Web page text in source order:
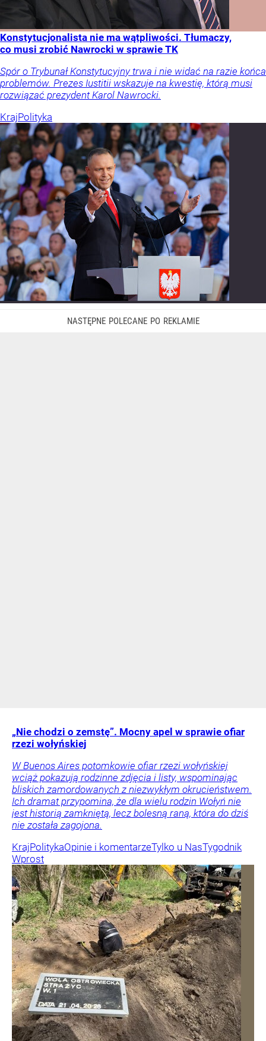
Konstytucjonalista nie ma wątpliwości. Tłumaczy,
co musi zrobić Nawrocki w sprawie TK
Spór o Trybunał Konstytucyjny trwa i nie widać na razie końca
problemów. Prezes Iustitii wskazuje na kwestię, którą musi
rozwiązać prezydent Karol Nawrocki.
KrajPolityka
„Nie chodzi o zemstę”. Mocny apel w sprawie ofiar
rzezi wołyńskiej
W Buenos Aires potomkowie ofiar rzezi wołyńskiej
wciąż pokazują rodzinne zdjęcia i listy, wspominając
bliskich zamordowanych z niezwykłym okrucieństwem.
Ich dramat przypomina, że dla wielu rodzin Wołyń nie
jest historią zamkniętą, lecz bolesną raną, która do dziś
nie została zagojona.
KrajPolitykaOpinie i komentarzeTylko u NasTygodnik
Wprost